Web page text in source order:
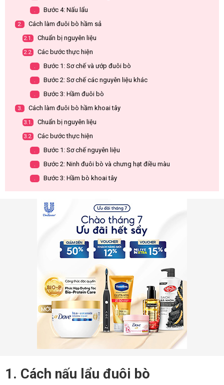
. Bước 4: Nấu lẩu
2. Cách làm đuôi bò hầm sả
2.1. Chuẩn bị nguyên liệu
2.2. Các bước thực hiện
. Bước 1: Sơ chế và ướp đuôi bò
. Bước 2: Sơ chế các nguyên liệu khác
. Bước 3: Hầm đuôi bò
3. Cách làm đuôi bò hầm khoai tây
3.1. Chuẩn bị nguyên liệu
3.2. Các bước thực hiện
. Bước 1: Sơ chế nguyên liệu
. Bước 2: Ninh đuôi bò và chưng hạt điều màu
. Bước 3: Hầm bò khoai tây
1. Cách nấu lẩu đuôi bò